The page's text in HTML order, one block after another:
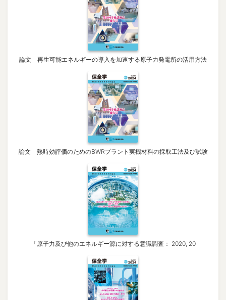
論文 再生可能エネルギーの導入を加速する原子力発電所の活用方法
論文 熱時効評価のためのBWRプラント実機材料の採取工法及び試験
「原子力及び他のエネルギー源に対する意識調査： 2020, 20